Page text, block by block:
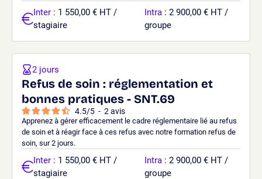
Inter : 1 550,00 € HT /
stagiaire
Intra : 2 900,00 € HT /
groupe
Refus de soin : réglementation et
bonnes pratiques - SNT.69
4.5/5 - 2 avis
Apprenez à gérer efficacement le cadre réglementaire lié au refus
de soin et à réagir face à ces refus avec notre formation refus de
soin, sur 2 jours.
2 jours
Inter : 1 550,00 € HT /
stagiaire
Intra : 2 900,00 € HT /
groupe